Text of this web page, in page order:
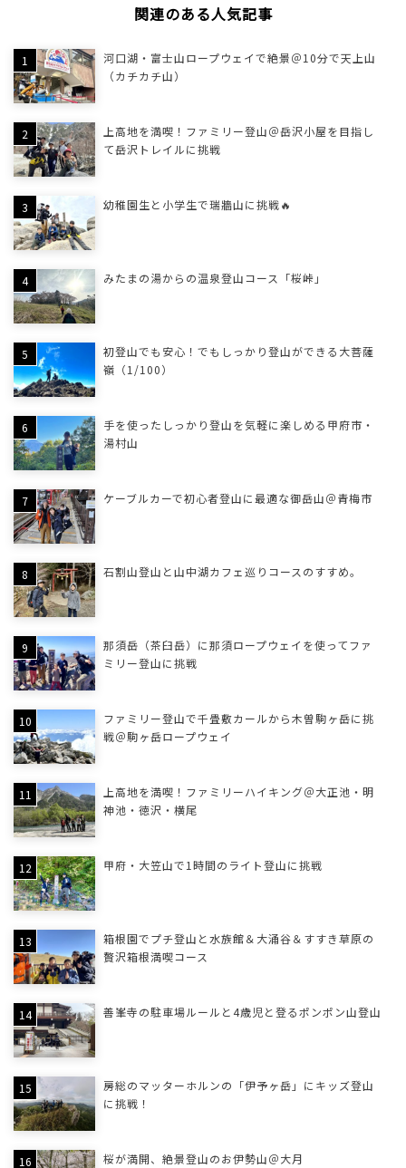
関連のある人気記事
河口湖・富士山ロープウェイで絶景＠10分で天上山
（カチカチ山）
上高地を満喫！ファミリー登山＠岳沢小屋を目指し
て岳沢トレイルに挑戦
幼稚園生と小学生で瑞牆山に挑戦🔥
みたまの湯からの温泉登山コース「桜峠」
初登山でも安心！でもしっかり登山ができる大菩薩
嶺（1/100）
手を使ったしっかり登山を気軽に楽しめる甲府市・
湯村山
ケーブルカーで初心者登山に最適な御岳山＠青梅市
石割山登山と山中湖カフェ巡りコースのすすめ。
那須岳（茶臼岳）に那須ロープウェイを使ってファ
ミリー登山に挑戦
ファミリー登山で千畳敷カールから木曽駒ヶ岳に挑
戦＠駒ヶ岳ロープウェイ
上高地を満喫！ファミリーハイキング＠大正池・明
神池・徳沢・横尾
甲府・大笠山で1時間のライト登山に挑戦
箱根園でプチ登山と水族館＆大涌谷＆すすき草原の
贅沢箱根満喫コース
善峯寺の駐車場ルールと4歳児と登るポンポン山登山
房総のマッターホルンの「伊予ヶ岳」にキッズ登山
に挑戦！
桜が満開、絶景登山のお伊勢山＠大月